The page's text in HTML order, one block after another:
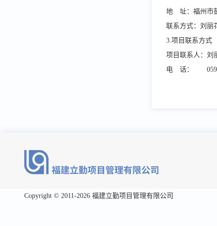
地 址：福州市
联系方式
3.项目联系方式
项目联系人：刘
电 话：
Copyright © 2011-2026 福建立勤项目管理有限公司